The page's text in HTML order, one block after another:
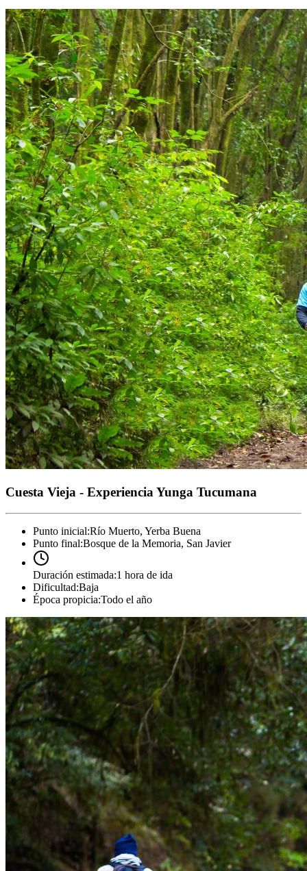
Cuesta Vieja - Experiencia Yunga Tucumana
Punto inicial:Río Muerto, Yerba Buena
Punto final:Bosque de la Memoria, San Javier
Duración estimada:1 hora de ida
Dificultad:Baja
Época propicia:Todo el año